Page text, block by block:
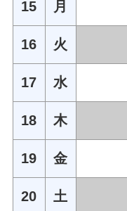
15 月
16 火
17 水
18 木
19 金
20 土